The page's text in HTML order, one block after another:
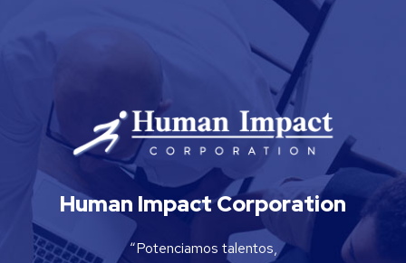
Human Impact Corporation
“Potenciamos talentos,